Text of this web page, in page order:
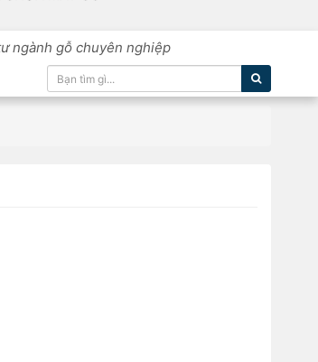
ngành gỗ chuyên nghiệp